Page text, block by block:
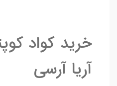
آریا آرسی